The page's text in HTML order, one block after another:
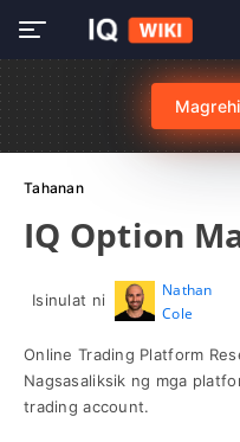
Tahanan
IQ Option
Isinulat ni
Nathan
Cole
Online Trading Platform
Nagsasaliksik ng mga
trading account.